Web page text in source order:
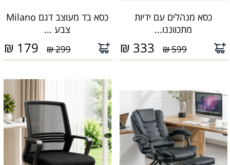
כסא מנהלים עם ידיות
מתכווננו...
599 ₪
333
₪
כסא בד מעוצב דגם Milano
צבע ...
299 ₪
179
₪